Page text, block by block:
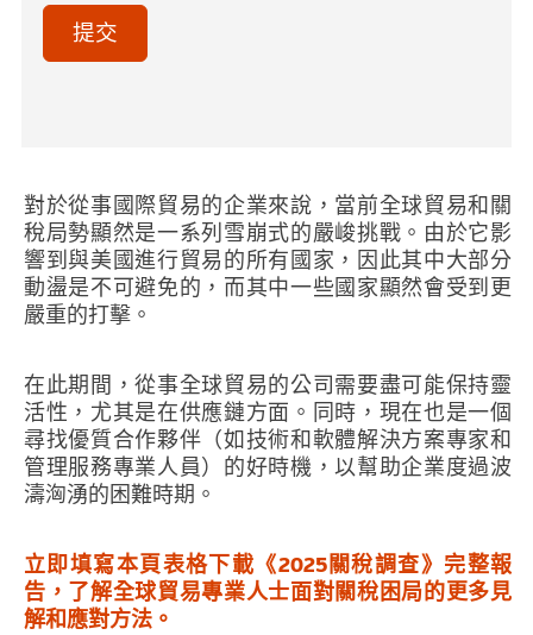
提交
對於從事國際貿易的企業來說，當前全球貿易和關
稅局勢顯然是一系列雪崩式的嚴峻挑戰。由於它影
響到與美國進行貿易的所有國家，因此其中大部分
動盪是不可避免的，而其中一些國家顯然會受到更
嚴重的打擊。
在此期間，從事全球貿易的公司需要盡可能保持靈
活性，尤其是在供應鏈方面。同時，現在也是一個
尋找優質合作夥伴（如技術和軟體解決方案專家和
管理服務專業人員）的好時機，以幫助企業度過波
濤洶湧的困難時期。
立即填寫本頁表格下載《2025關稅調查》完整報
告，了解全球貿易專業人士面對關稅困局的更多見
解和應對方法。